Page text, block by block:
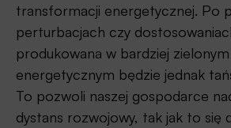
transformacji energetycznej. Po
perturbacjach czy
produkowana w bardziej
energetycznym będzie jednak
To pozwoli naszej gospodarce
dystans rozwojowy, tak jak to się